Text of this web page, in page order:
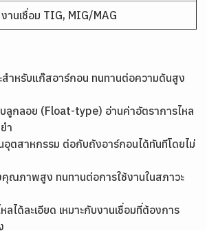
งานเชื่อม TIG, MIG/MAG
สำหรับแก๊สอาร์กอน ทนทานต่อความดันสูง
ลูกลอย (Float-type) อ่านค่าอัตราการไหล
ำ
อุตสาหกรรม ต่อกับถังอาร์กอนได้ทันทีโดยไม่
คุณภาพสูง ทนทานต่อการใช้งานในสภาวะ
ลได้ละเอียด เหมาะกับงานเชื่อมที่ต้องการ